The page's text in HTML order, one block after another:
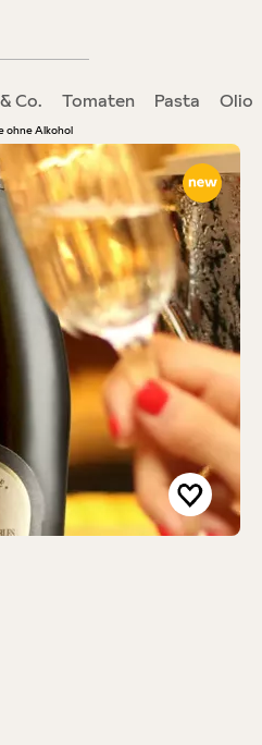
Co. Tomaten Pasta Olio
ohne Alkohol